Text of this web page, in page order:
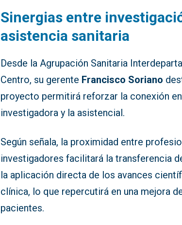
Sinergias entre
asistencia sanitaria
Desde la Agrupación Sanitaria
Centro, su gerente Francisco Soriano
proyecto permitirá reforzar la conexión
investigadora y la asistencial.
Según señala, la proximidad entre
investigadores facilitará la transferencia
la aplicación directa de los avances
clínica, lo que repercutirá en una mejora
pacientes.